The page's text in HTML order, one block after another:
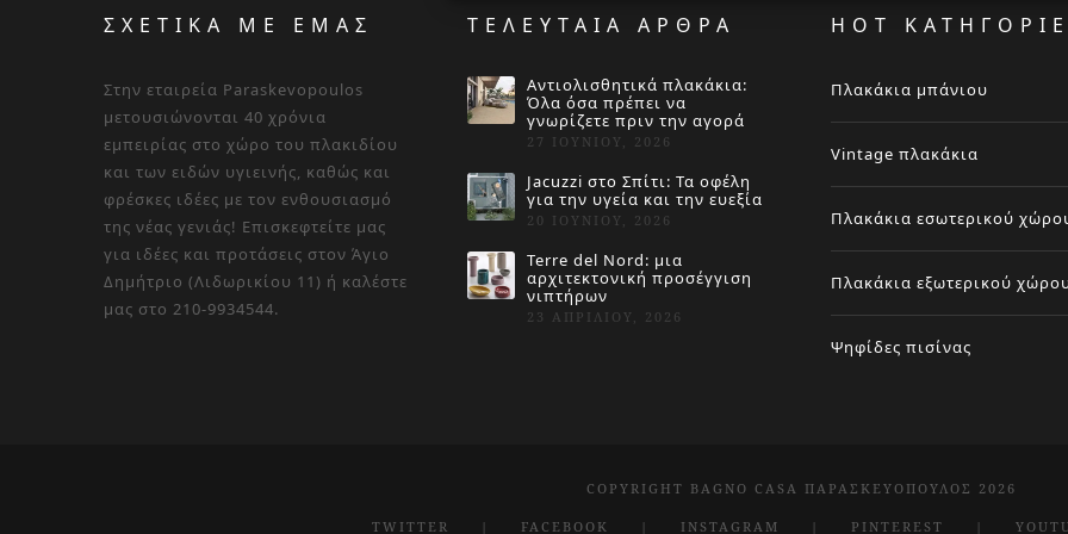
ΣΧΕΤΙΚΑ ΜΕ ΕΜΑΣ
Στην εταιρεία Paraskevopoulos
μετουσιώνονται 40 χρόνια
εμπειρίας στο χώρο του πλακιδίου
και των ειδών υγιεινής, καθώς και
φρέσκες ιδέες με τον ενθουσιασμό
της νέας γενιάς! Επισκεφτείτε μας
για ιδέες και προτάσεις στον Άγιο
Δημήτριο (Λιδωρικίου 11) ή καλέστε
μας στο 210-9934544.
ΤΕΛΕΥΤΑΙΑ ΑΡΘΡΑ
Αντιολισθητικά πλακάκια:
Όλα όσα πρέπει να
γνωρίζετε πριν την αγορά
27 ΙΟΥΝΊΟΥ, 2026
Jacuzzi στο Σπίτι: Τα οφέλη
για την υγεία και την ευεξία
20 ΙΟΥΝΊΟΥ, 2026
Terre del Nord: μια
αρχιτεκτονική προσέγγιση
νιπτήρων
23 ΑΠΡΙΛΊΟΥ, 2026
HOT
Πλακάκια μπάνιου
Vintage πλακάκια
Πλακάκια εσωτερικού
Πλακάκια εξωτερικού
Ψηφίδες πισίνας
COPYRIGHT BAGNO CASA ΠΑΡΑΣΚΕΥΌΠΟΥΛΟΣ 2026
TWITTER FACEBOOK INSTAGRAM PINTEREST